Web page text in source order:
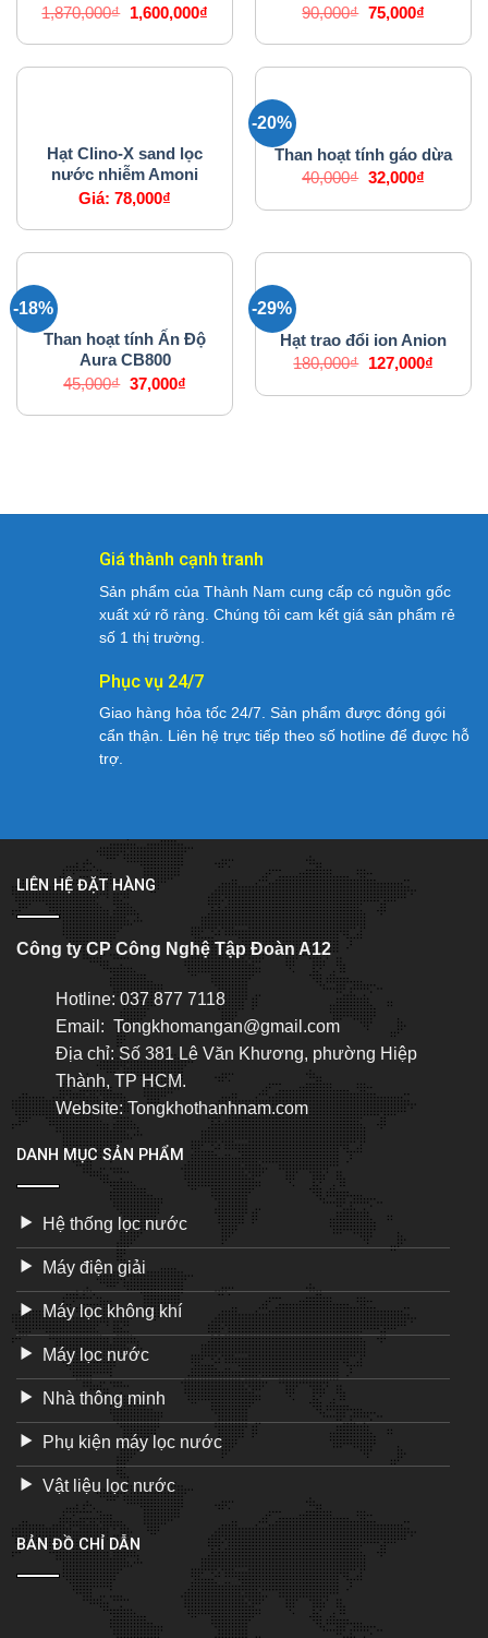
1,870,000₫ Giá
là:
1,600,000₫Giá
tại
1,600,000₫.
90,000₫ Giá
là:
75,000₫Giá
tại
75,000₫.
Hạt Clino-X sand lọc
nước nhiễm Amoni
Giá:78,000₫
-20%VẬT LIỆU LỌC NƯỚC
Than hoạt tính gáo dừa
40,000₫ Giá
là:
32,000₫Giá
tại
-18%VẬT LIỆU LỌC NƯỚC
Than hoạt tính Ấn Độ
Aura CB800
45,000₫ Giá
là:
37,000₫Giá
tại
-29%VẬT LIỆU LỌC NƯỚC
Hạt trao đổi ion Anion
180,000₫ Giá
là:
127,000₫Giá
tại
Giá thành cạnh tranh
Sản phẩm của Thành Nam cung cấp có nguồn gốc
xuất xứ rõ ràng. Chúng tôi cam kết giá sản phẩm rẻ
số 1 thị trường.
Phục vụ 24/7
Giao hàng hỏa tốc 24/7. Sản phẩm được đóng gói
cẩn thận. Liên hệ trực tiếp theo số hotline để được hỗ
trợ.
LIÊN HỆ ĐẶT HÀNG
Công ty CP Công Nghệ Tập Đoàn A12
Hotline: 037 877 7118
Email: Tongkhomangan@gmail.com
Địa chỉ: Số 381 Lê Văn Khương, phường Hiệp
Thành, TP HCM.
Website: Tongkhothanhnam.com
DANH MỤC SẢN PHẨM
Hệ thống lọc nước
Máy điện giải
Máy lọc không khí
Máy lọc nước
Nhà thông minh
Phụ kiện máy lọc nước
Vật liệu lọc nước
BẢN ĐỒ CHỈ DẪN